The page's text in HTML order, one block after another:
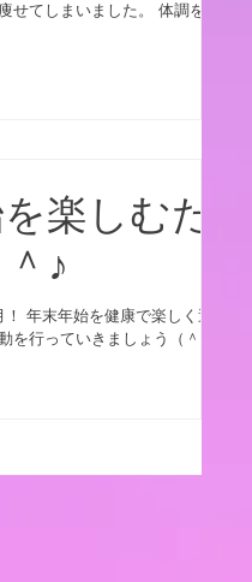
せてしまいました。 体調を
楽しむた
♪
年末年始を健康で楽しく過ご
を行っていきましょう（＾